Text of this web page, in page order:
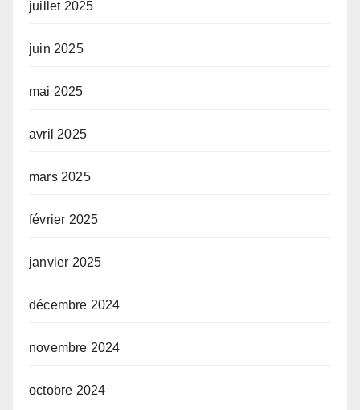
juillet 2025
juin 2025
mai 2025
avril 2025
mars 2025
février 2025
janvier 2025
décembre 2024
novembre 2024
octobre 2024